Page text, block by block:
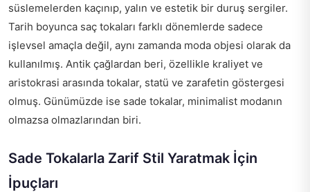
süslemelerden kaçınıp, yalın ve estetik bir duruş sergiler.
Tarih boyunca saç tokaları farklı dönemlerde sadece
işlevsel amaçla değil, aynı zamanda moda objesi olarak da
kullanılmış. Antik çağlardan beri, özellikle kraliyet ve
aristokrasi arasında tokalar, statü ve zarafetin göstergesi
olmuş. Günümüzde ise sade tokalar, minimalist modanın
olmazsa olmazlarından biri.
Sade Tokalarla Zarif Stil Yaratmak İçin
İpuçları